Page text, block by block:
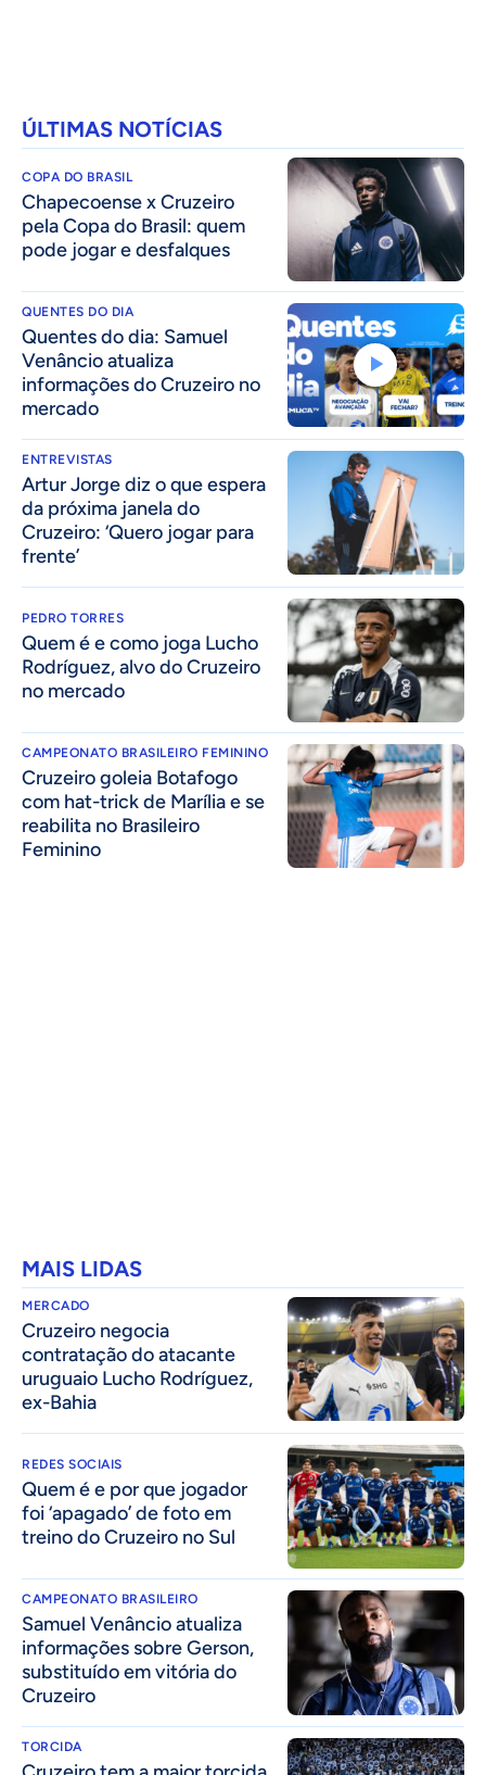
ÚLTIMAS NOTÍCIAS
COPA DO BRASIL
Chapecoense x Cruzeiro
pela Copa do Brasil: quem
pode jogar e desfalques
QUENTES DO DIA
Quentes do dia: Samuel
Venâncio atualiza
informações do Cruzeiro no
mercado
ENTREVISTAS
Artur Jorge diz o que espera
da próxima janela do
Cruzeiro: ‘Quero jogar para
frente’
PEDRO TORRES
Quem é e como joga Lucho
Rodríguez, alvo do Cruzeiro
no mercado
CAMPEONATO BRASILEIRO FEMININO
Cruzeiro goleia Botafogo
com hat-trick de Marília e se
reabilita no Brasileiro
Feminino
MAIS LIDAS
MERCADO
Cruzeiro negocia
contratação do atacante
uruguaio Lucho Rodríguez,
ex-Bahia
REDES SOCIAIS
Quem é e por que jogador
foi ‘apagado’ de foto em
treino do Cruzeiro no Sul
CAMPEONATO BRASILEIRO
Samuel Venâncio atualiza
informações sobre Gerson,
substituído em vitória do
Cruzeiro
TORCIDA